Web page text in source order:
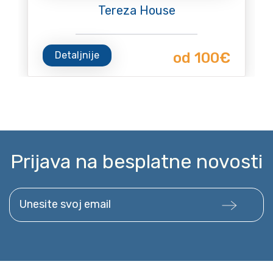
Tereza House
Detaljnije od 100€
Prijava na besplatne novosti
Unesite svoj email